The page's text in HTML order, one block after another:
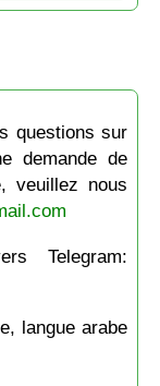
questions sur
demande de
veuillez nous
Telegram:
langue arabe